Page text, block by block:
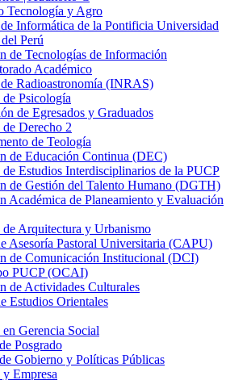
Tecnología y Agro
Informática de la Pontificia Universidad
Perú
de Tecnologías de Información
Académico
Radioastronomía (INRAS)
Psicología
de Egresados y Graduados
Derecho 2
de Teología
de Educación Continua (DEC)
de Estudios Interdisciplinarios de la PUCP
de Gestión del Talento Humano (DGTH)
Académica de Planeamiento y Evaluación
de Arquitectura y Urbanismo
Asesoría Pastoral Universitaria (CAPU)
de Comunicación Institucional (DCI)
PUCP (OCAI)
de Actividades Culturales
Estudios Orientales
Gerencia Social
Posgrado
Gobierno y Políticas Públicas
Empresa